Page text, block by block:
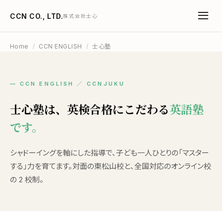
CCN CO., LTD.株式会社士心
Home / CCN ENGLISH / 士心塾
— CCN ENGLISH ／ CCNJUKU
士心塾は、英検合格にこだわる英語塾
です。
シャドーイングを軸にした指導で、子ども一人ひとりの「マスター
する」力を育てます。対面の東松山校と、全国対応のオンライン校
の 2 校制。